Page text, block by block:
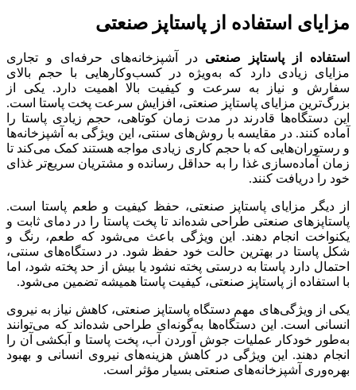
مزایای استفاده از پاستاپز صنعتی
استفاده از پاستاپز صنعتی در آشپزخانه‌های حرفه‌ای و تجاری
مزایای زیادی دارد که به‌ویژه در کسب‌وکارهایی با حجم بالای
سفارش و نیاز به سرعت و کیفیت بالا اهمیت دارد. یکی از
بزرگ‌ترین مزایای پاستاپز صنعتی، افزایش سرعت پخت پاستا است.
این دستگاه‌ها قادرند در مدت زمان کوتاهی، حجم زیادی پاستا را
آماده کنند. در مقایسه با روش‌های سنتی، این ویژگی به آشپزخانه‌ها
و رستوران‌هایی که با حجم کاری زیادی مواجه هستند کمک می‌کند تا
زمان آماده‌سازی غذا را به حداقل رسانده و مشتریان سریع‌تر غذای
خود را دریافت کنند.
از دیگر مزایای پاستاپز صنعتی، حفظ کیفیت و طعم پاستا است.
پاستاپزهای صنعتی طراحی شده‌اند تا پخت پاستا را در دمای ثابت و
یکنواخت انجام دهند. این ویژگی باعث می‌شود که طعم، رنگ و
شکل پاستا در بهترین حالت خود حفظ شود. در دستگاه‌های سنتی،
احتمال دارد پاستا به درستی پخته نشود یا بیش از حد پخته شود، اما
با استفاده از پاستاپز صنعتی، کیفیت پاستا همیشه تضمین می‌شود.
یکی از ویژگی‌های مهم دستگاه پاستاپز صنعتی، کاهش نیاز به نیروی
انسانی است. این دستگاه‌ها به‌گونه‌ای طراحی شده‌اند که می‌توانند
به‌طور خودکار عملیات جوش آوردن آب، پخت پاستا و آبکشی آن را
انجام دهند. این ویژگی در کاهش هزینه‌های نیروی انسانی و بهبود
بهره‌وری آشپزخانه‌های صنعتی بسیار مؤثر است.